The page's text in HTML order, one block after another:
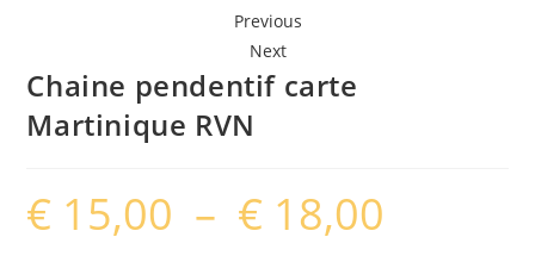
Previous
Next
Chaine pendentif carte
Martinique RVN
€ 15,00 – € 18,00